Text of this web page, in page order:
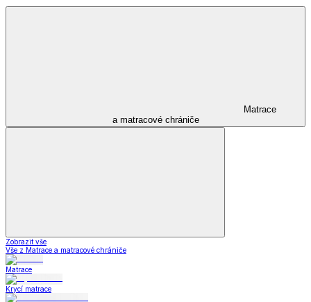
Matrace
a matracové chrániče
Zobrazit vše
Vše z Matrace a matracové chrániče
Matrace
Krycí matrace